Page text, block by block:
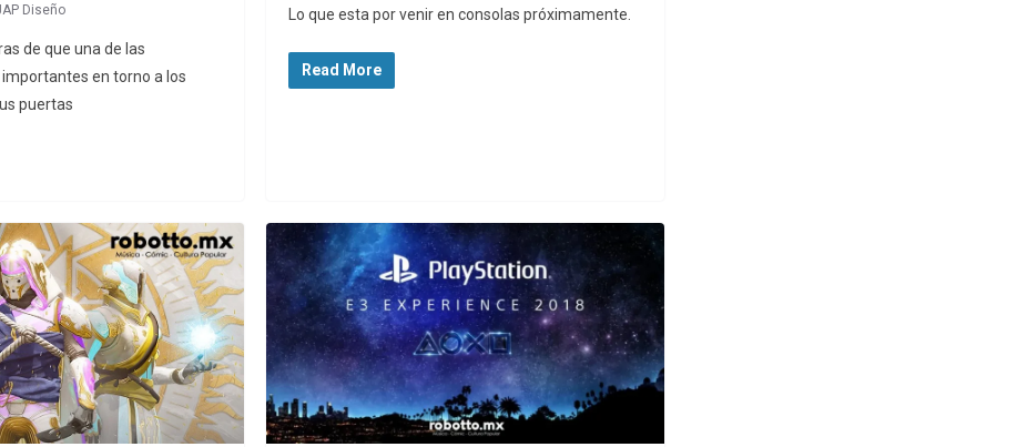
Diseño
de que una de las
en torno a los
puertas
Lo que esta por venir en consolas próximamente.
Read More